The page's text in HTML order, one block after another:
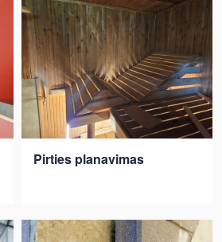
Pirties planavimas